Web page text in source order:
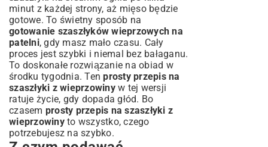
minut z każdej strony, aż mięso będzie
gotowe. To świetny sposób na
gotowanie szaszłyków wieprzowych na
patelni, gdy masz mało czasu. Cały
proces jest szybki i niemal bez bałaganu.
To doskonałe rozwiązanie na obiad w
środku tygodnia. Tenprosty przepis na
szaszłyki z wieprzowinyw tej wersji
ratuje życie, gdy dopada głód. Bo
czasem prosty przepis na szaszłyki z
wieprzowinyto wszystko, czego
potrzebujesz na szybko.